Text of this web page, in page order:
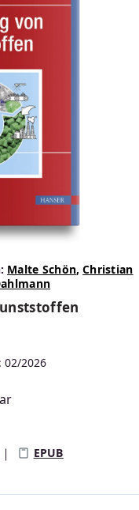
Malte Schön,Christian
02/2026
EPUB